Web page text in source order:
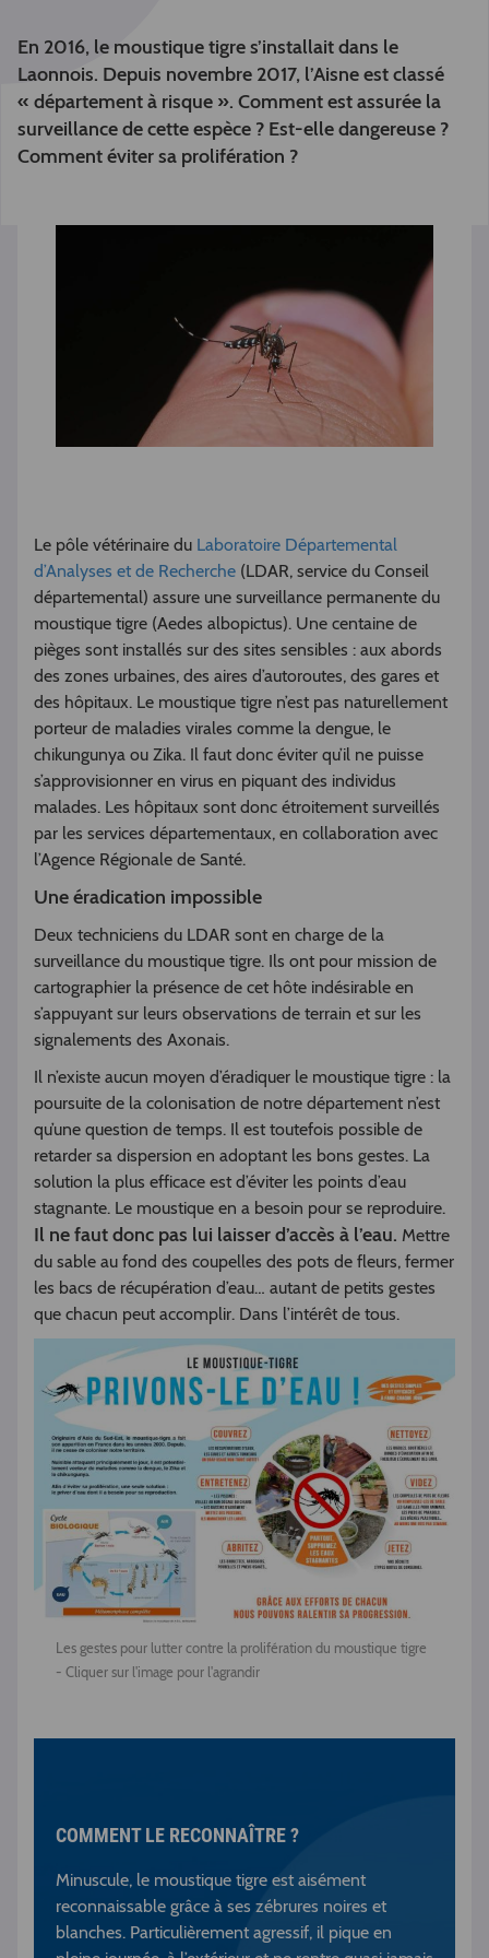
En 2016, le moustique tigre s’installait dans le
Laonnois. Depuis novembre 2017, l’Aisne est classé
« département à risque ». Comment est assurée la
surveillance de cette espèce ? Est-elle dangereuse ?
Comment éviter sa prolifération ?
Le pôle vétérinaire du Laboratoire Départemental
d’Analyses et de Recherche (LDAR, service du Conseil
départemental) assure une surveillance permanente du
moustique tigre (Aedes albopictus). Une centaine de
pièges sont installés sur des sites sensibles : aux abords
des zones urbaines, des aires d’autoroutes, des gares et
des hôpitaux. Le moustique tigre n’est pas naturellement
porteur de maladies virales comme la dengue, le
chikungunya ou Zika. Il faut donc éviter qu’il ne puisse
s’approvisionner en virus en piquant des individus
malades. Les hôpitaux sont donc étroitement surveillés
par les services départementaux, en collaboration avec
l’Agence Régionale de Santé.
Une éradication impossible
Deux techniciens du LDAR sont en charge de la
surveillance du moustique tigre. Ils ont pour mission de
cartographier la présence de cet hôte indésirable en
s’appuyant sur leurs observations de terrain et sur les
signalements des Axonais.
Il n’existe aucun moyen d’éradiquer le moustique tigre : la
poursuite de la colonisation de notre département n’est
qu’une question de temps. Il est toutefois possible de
retarder sa dispersion en adoptant les bons gestes. La
solution la plus efficace est d’éviter les points d’eau
stagnante. Le moustique en a besoin pour se reproduire.
Il ne faut donc pas lui laisser d’accès à l’eau. Mettre
du sable au fond des coupelles des pots de fleurs, fermer
les bacs de récupération d’eau… autant de petits gestes
que chacun peut accomplir. Dans l’intérêt de tous.
Les gestes pour lutter contre la prolifération du moustique tigre
- Cliquer sur l'image pour l'agrandir
COMMENT LE RECONNAÎTRE ?
Minuscule, le moustique tigre est aisément
reconnaissable grâce à ses zébrures noires et
blanches. Particulièrement agressif, il pique en